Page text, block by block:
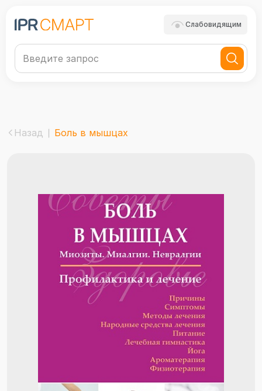
Слабовидящим
Назад Боль в мышцах